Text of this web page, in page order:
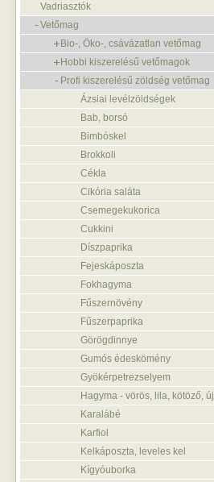
Vadriasztók
Vetőmag
Bio-, Öko-, csávázatlan vetőmag
Hobbi kiszerelésű vetőmagok
Profi kiszerelésű zöldség vetőmag
Ázsiai levélzöldségek
Bab, borsó
Bimbóskel
Brokkoli
Cékla
Cikória saláta
Csemegekukorica
Cukkini
Díszpaprika
Fejeskáposzta
Fokhagyma
Fűszernövény
Fűszerpaprika
Görögdinnye
Gumós édeskömény
Gyökérpetrezselyem
Hagyma - vörös, lila, kötöző, új
Karalábé
Karfiol
Kelkáposzta, leveles kel
Kígyóuborka